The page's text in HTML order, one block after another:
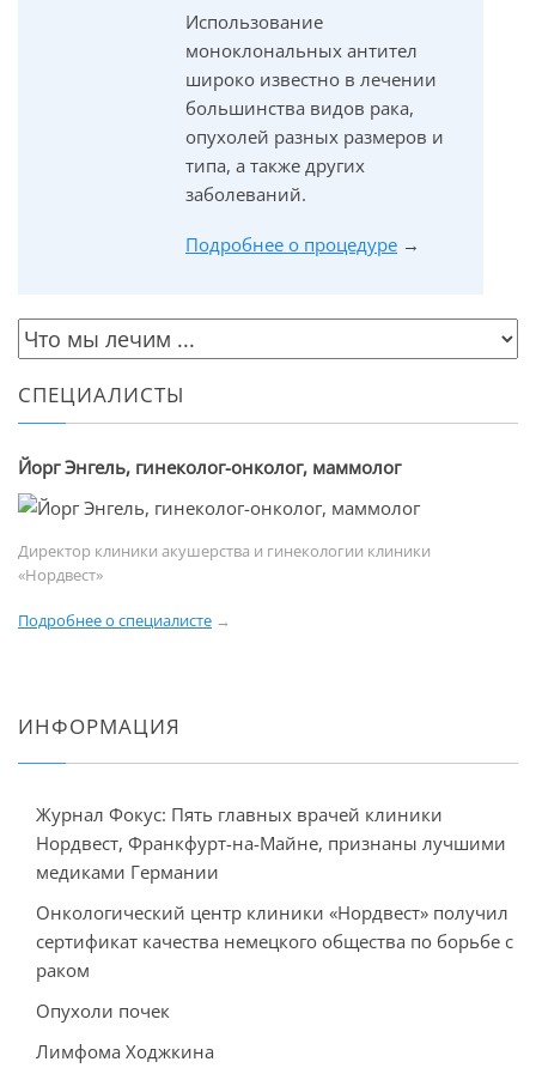
Использование
моноклональных антител
широко известно в лечении
большинства видов рака,
опухолей разных размеров и
типа, а также других
заболеваний.
Подробнее о процедуре →
СПЕЦИАЛИСТЫ
Йорг Энгель, гинеколог-онколог, маммолог
Директор клиники акушерства и гинекологии клиники
«Нордвест»
Подробнее о специалисте →
ИНФОРМАЦИЯ
Журнал Фокус: Пять главных врачей клиники
Нордвест, Франкфурт-на-Майне, признаны лучшими
медиками Германии
Онкологический центр клиники «Нордвест» получил
сертификат качества немецкого общества по борьбе с
раком
Опухоли почек
Лимфома Ходжкина